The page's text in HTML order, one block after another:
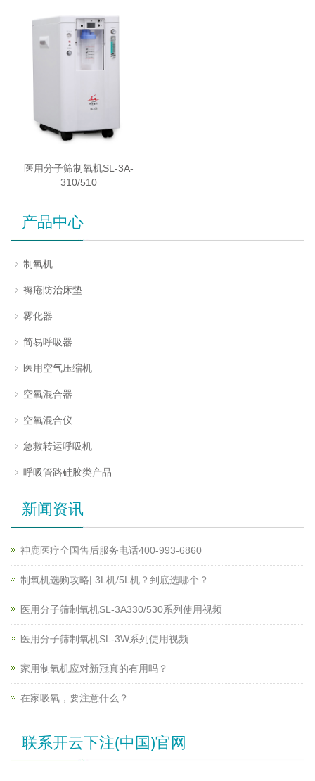
医用分子筛制氧机SL-3A-
310/510
产品中心
制氧机
褥疮防治床垫
雾化器
简易呼吸器
医用空气压缩机
空氧混合器
空氧混合仪
急救转运呼吸机
呼吸管路硅胶类产品
新闻资讯
神鹿医疗全国售后服务电话400-993-6860
制氧机选购攻略| 3L机/5L机？到底选哪个？
医用分子筛制氧机SL-3A330/530系列使用视频
医用分子筛制氧机SL-3W系列使用视频
家用制氧机应对新冠真的有用吗？
在家吸氧，要注意什么？
联系开云下注(中国)官网